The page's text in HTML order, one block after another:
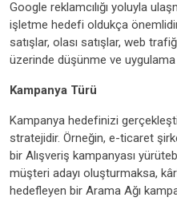
Google reklamcılığı yoluyla
işletme hedefi oldukça
satışlar, olası satışlar, web
üzerinde düşünme ve uygulama
Kampanya Türü
Kampanya hedefinizi
stratejidir. Örneğin, e-ticaret
bir Alışveriş kampanyası
müşteri adayı oluşturmaksa,
hedefleyen bir Arama Ağı